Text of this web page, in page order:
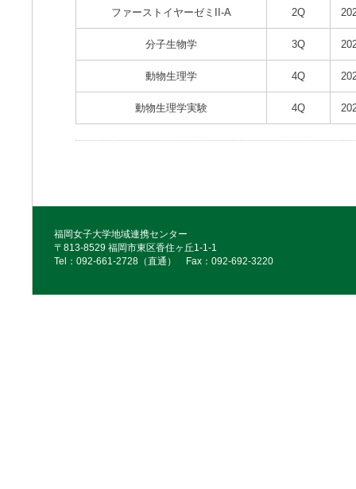
ファーストイヤーゼミII-A 2Q
分子生物学 3Q
動物生理学 4Q
動物生理学実験 4Q
福岡女子大学地域連携センター
〒813-8529 福岡市東区香住ヶ丘1-1-1
Tel：092‐661‐2728（直通） Fax：092‐692‐3220